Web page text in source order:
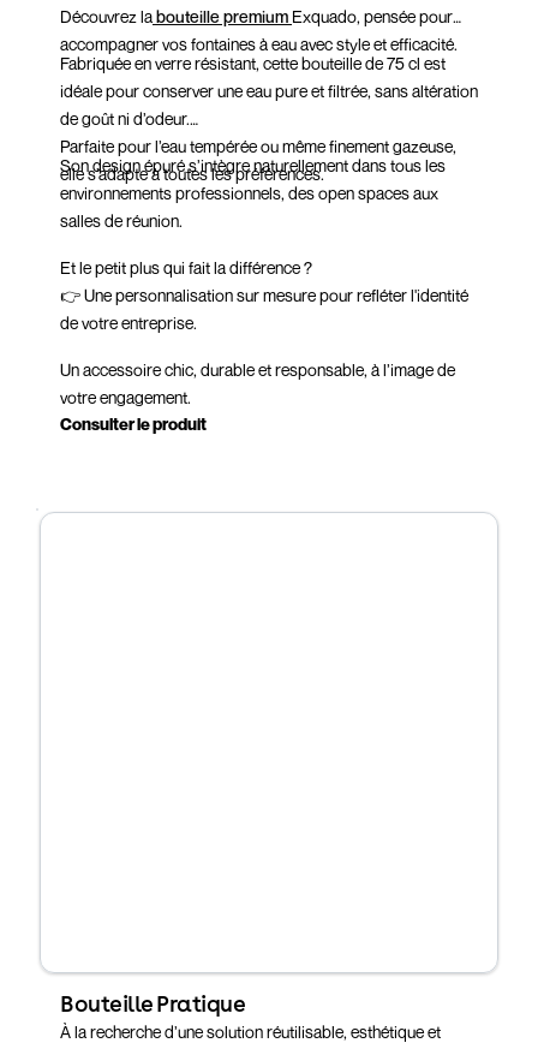
Découvrez labouteille premium Exquado, pensée pour
accompagner vos fontaines à eau avec style et efficacité.
Fabriquée en verre résistant, cette bouteille de 75 cl est
idéale pour conserver une eau pure et filtrée, sans altération
de goût ni d’odeur.
Parfaite pour l’eau tempérée ou même finement gazeuse,
elle s’adapte à toutes les préférences.
Son design épuré s’intègre naturellement dans tous les
environnements professionnels, des open spaces aux
salles de réunion.
Et le petit plus qui fait la différence ?
👉 Une personnalisation sur mesure pour refléter l'identité
de votre entreprise.
Un accessoire chic, durable et responsable, à l’image de
votre engagement.
Consulter le produit
Bouteille Pratique
À la recherche d’une solution réutilisable, esthétique et